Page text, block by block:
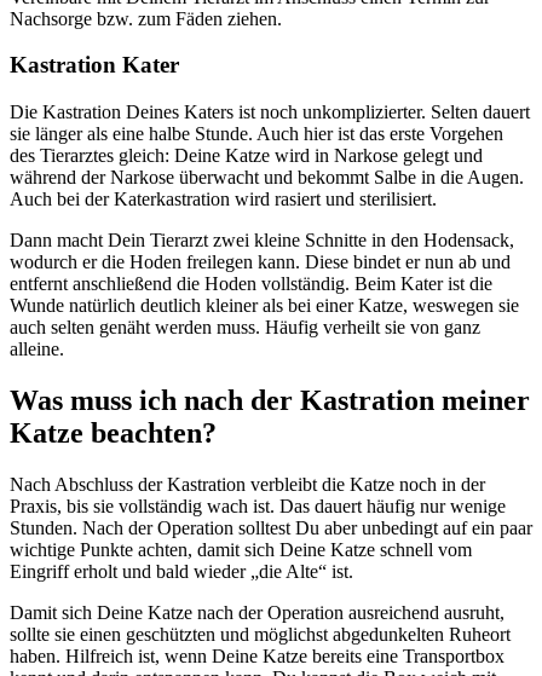
Nachsorge bzw. zum Fäden ziehen.
Kastration Kater
Die Kastration Deines Katers ist noch unkomplizierter. Selten dauert
sie länger als eine halbe Stunde. Auch hier ist das erste Vorgehen
des Tierarztes gleich: Deine Katze wird in Narkose gelegt und
während der Narkose überwacht und bekommt Salbe in die Augen.
Auch bei der Katerkastration wird rasiert und sterilisiert.
Dann macht Dein Tierarzt zwei kleine Schnitte in den Hodensack,
wodurch er die Hoden freilegen kann. Diese bindet er nun ab und
entfernt anschließend die Hoden vollständig. Beim Kater ist die
Wunde natürlich deutlich kleiner als bei einer Katze, weswegen sie
auch selten genäht werden muss. Häufig verheilt sie von ganz
alleine.
Was muss ich nach der Kastration meiner
Katze beachten?
Nach Abschluss der Kastration verbleibt die Katze noch in der
Praxis, bis sie vollständig wach ist. Das dauert häufig nur wenige
Stunden. Nach der Operation solltest Du aber unbedingt auf ein paar
wichtige Punkte achten, damit sich Deine Katze schnell vom
Eingriff erholt und bald wieder „die Alte“ ist.
Damit sich Deine Katze nach der Operation ausreichend ausruht,
sollte sie einen geschützten und möglichst abgedunkelten Ruheort
haben. Hilfreich ist, wenn Deine Katze bereits eine Transportbox